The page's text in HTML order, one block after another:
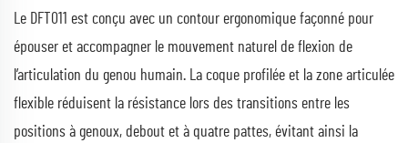
Le DFT011 est conçu avec un contour ergonomique façonné pour
épouser et accompagner le mouvement naturel de flexion de
l’articulation du genou humain. La coque profilée et la zone articulée
flexible réduisent la résistance lors des transitions entre les
positions à genoux, debout et à quatre pattes, évitant ainsi la